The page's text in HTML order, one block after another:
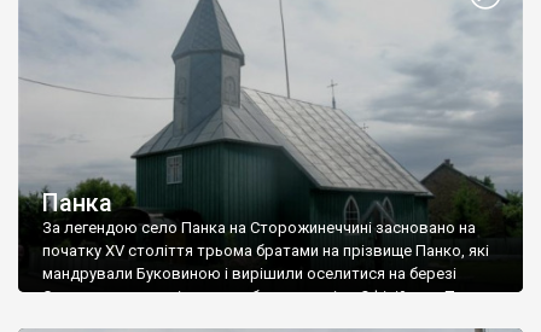
Панка
За легендою село Панка на Сторожинеччині засновано на
початку XV століття трьома братами на прізвище Панко, які
мандрували Буковиною і вирішили оселитися на березі
Серету на галявині посеред букового лісу. Офіційно ж Панка